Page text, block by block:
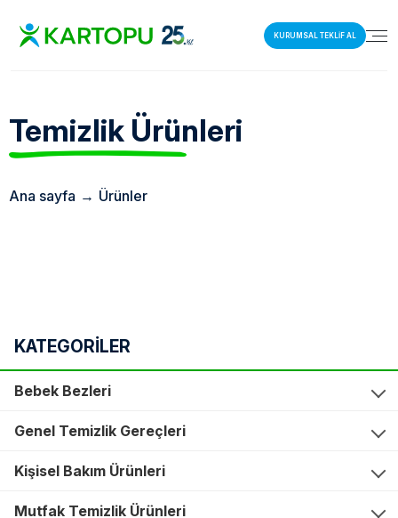
KURUMSAL TEKLİF AL
Temizlik Ürünleri
Ana sayfa → Ürünler
KATEGORİLER
Bebek Bezleri
Genel Temizlik Gereçleri
Kişisel Bakım Ürünleri
Mutfak Temizlik Ürünleri